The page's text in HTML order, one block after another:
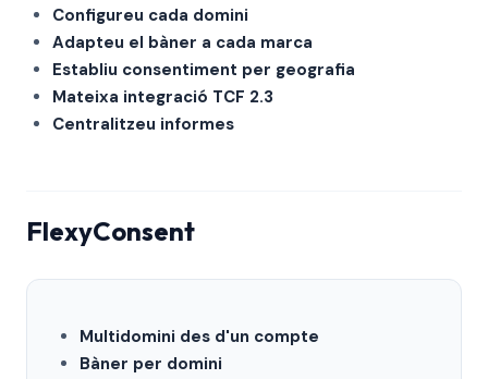
Configureu cada domini
Adapteu el bàner a cada marca
Establiu consentiment per geografia
Mateixa integració TCF 2.3
Centralitzeu informes
FlexyConsent
Multidomini des d'un compte
Bàner per domini